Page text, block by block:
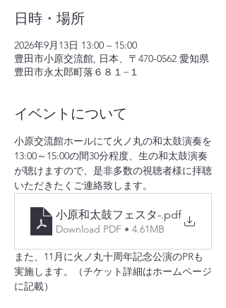
日時・場所
2026年9月13日 13:00 – 15:00
豊田市小原交流館, 日本、〒470-0562 愛知県
豊田市永太郎町落６８１−１
イベントについて
小原交流館ホールにて火ノ丸の和太鼓演奏を
13:00～15:00の間30分程度、生の和太鼓演奏
が聴けますので、是非多数の視聴者様に拝聴
いただきたくご連絡致します。
小原和太鼓フェスタ-.pdf
Download PDF • 4.61MB
また、11月に火ノ丸十周年記念公演のPRも
実施します。（チケット詳細はホームページ
に記載）